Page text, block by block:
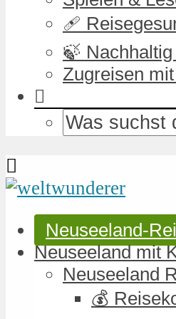
🩹
🍃
Zugreisen
Neuseeland-
Neuseeland mit
Neuseeland
💰